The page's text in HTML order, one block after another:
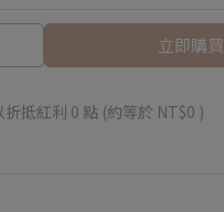
立即購買
折抵紅利 0 點 (約等於 NT$0 )